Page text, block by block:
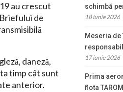
au crescut
de
daneză,
timp cât sunt
anterior.
schimbă
18 iunie 2026
Meseria
17 iunie 2026
Prima
flota